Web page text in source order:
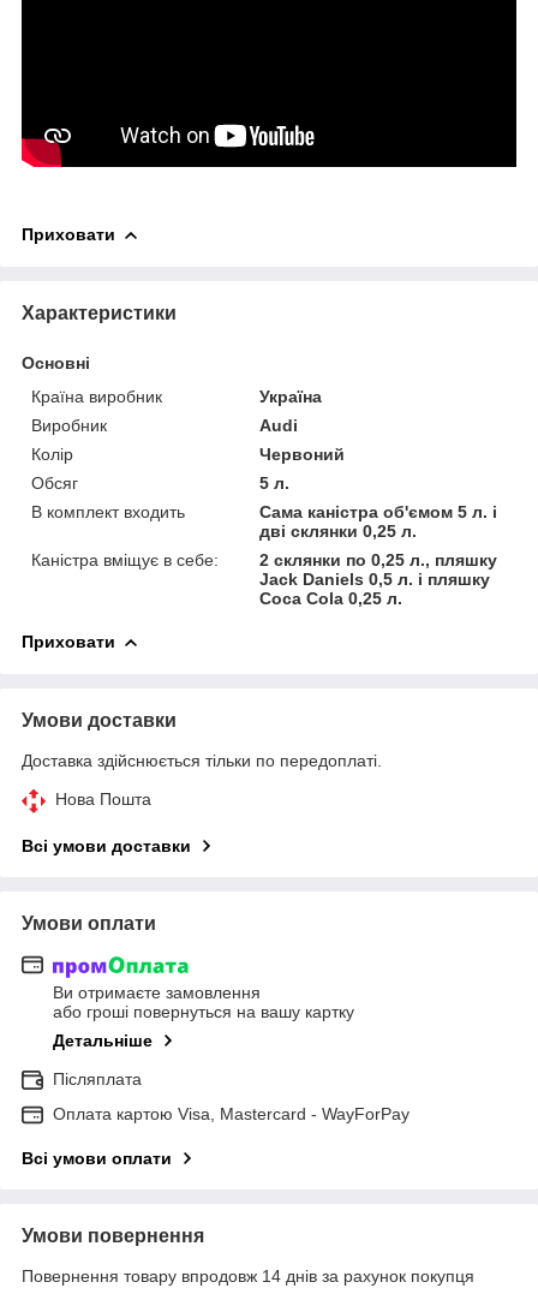
Приховати
Характеристики
Основні
Країна виробник
Україна
Виробник
Audi
Колір
Червоний
Обсяг
5 л.
В комплект входить
Сама каністра об'ємом 5 л. і
дві склянки 0,25 л.
Каністра вміщує в себе:
2 склянки по 0,25 л., пляшку
Jack Daniels 0,5 л. і пляшку
Coca Cola 0,25 л.
Приховати
Умови доставки
Доставка здійснюється тільки по передоплаті.
Нова Пошта
Всі умови доставки
Умови оплати
Ви отримаєте замовлення
або гроші повернуться на вашу картку
Детальніше
Післяплата
Оплата картою Visa, Mastercard - WayForPay
Всі умови оплати
Умови повернення
Повернення товару впродовж 14 днів за рахунок покупця